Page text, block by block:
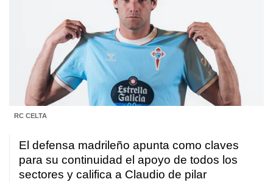
RC CELTA
El defensa madrileño apunta como claves
para su continuidad el apoyo de todos los
sectores y califica a Claudio de pilar